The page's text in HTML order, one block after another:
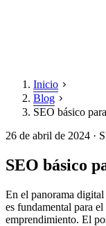
Inicio
Blog
SEO básico
26 de abril de 2024 ·
SEO básico
En el panorama
es fundamental para
emprendimiento. El